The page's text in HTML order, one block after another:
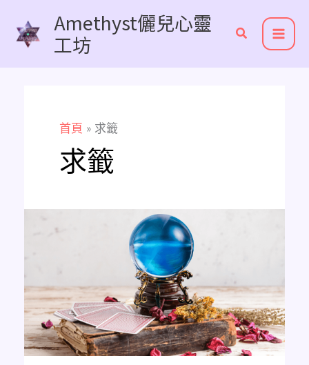
Amethyst儷兒心靈
工坊
首頁 求籤
求籤
《超
卜
推
薦》
免
費
塔
羅
占